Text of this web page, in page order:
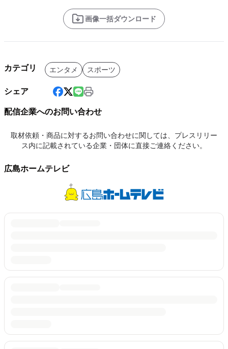
画像一括ダウンロード
カテゴリ エンタメ スポーツ
シェア
配信企業へのお問い合わせ
取材依頼・商品に対するお問い合わせに関しては、プレスリリー
ス内に記載されている企業・団体に直接ご連絡ください。
広島ホームテレビ